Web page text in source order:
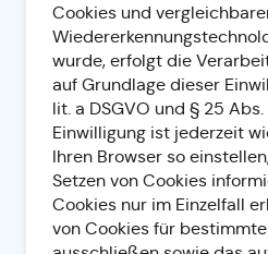
Cookies und
wurde, erfolgt die
auf Grundlage dieser
lit. a DSGVO und § 25 Abs.
Einwilligung ist jederzeit
Ihren Browser so
Setzen von Cookies
Cookies nur im Einzelfall
von Cookies für